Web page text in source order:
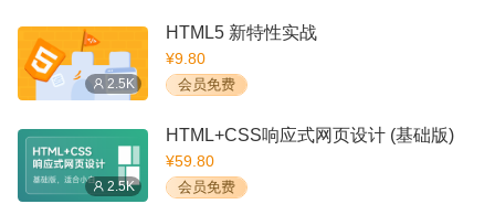
2.5K
HTML5 新特性实战
¥9.80
会员免费
2.5K
HTML+CSS响应式网页设计 (基础版)
¥59.80
会员免费